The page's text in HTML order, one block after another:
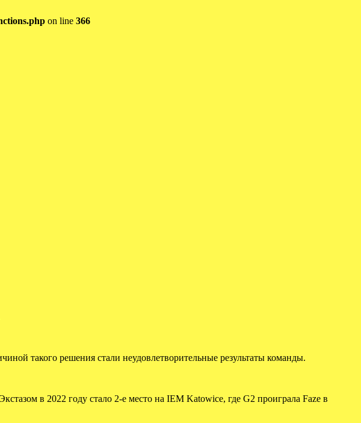
on line 366
такого решения стали неудовлетворительные результаты команды.
в 2022 году стало 2-е место на IEM Katowice, где G2 проиграла Faze в